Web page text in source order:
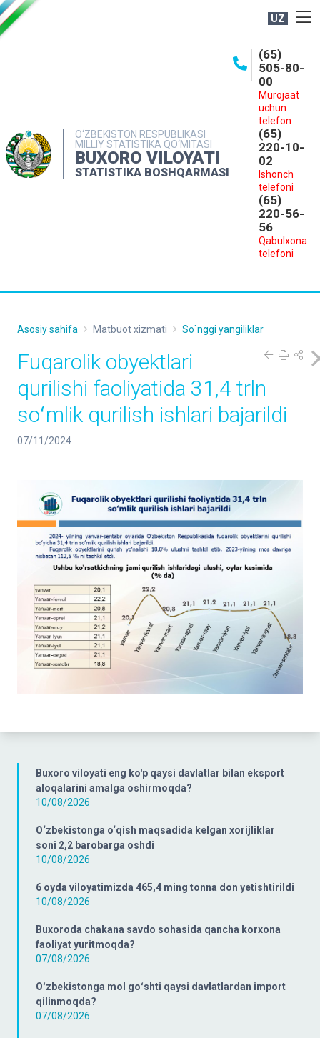
UZ
O‘ZBEKISTON RESPUBLIKASI
MILLIY STATISTIKA QO‘MITASI
BUXORO VILOYATI
STATISTIKA BOSHQARMASI
(65)
505-80-
00
Murojaat
uchun
telefon
(65)
220-10-
02
Ishonch
telefoni
(65)
220-56-
56
Qabulxona
telefoni
MATBUOT XIZMATI
MUROJAATLAR
Buxoro viloyati eng ko'p qaysi davlatlar bilan eksport
aloqalarini amalga oshirmoqda?
10/08/2026
O‘zbekistonga o‘qish maqsadida kelgan xorijliklar
soni 2,2 barobarga oshdi
10/08/2026
6 oyda viloyatimizda 465,4 ming tonna don yetishtirildi
10/08/2026
Buxoroda chakana savdo sohasida qancha korxona
faoliyat yuritmoqda?
07/08/2026
Oʻzbekistonga mol goʻshti qaysi davlatlardan import
qilinmoqda?
07/08/2026
Asosiy sahifa Matbuot xizmati So`nggi yangiliklar
Fuqarolik obyektlari
qurilishi faoliyatida 31,4 trln
soʻmlik qurilish ishlari bajarildi
07/11/2024